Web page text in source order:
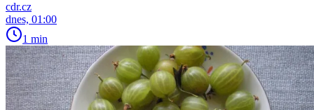
cdr.cz
dnes, 01:00
1 min